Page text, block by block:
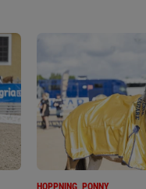
HOPPNING, PONNY